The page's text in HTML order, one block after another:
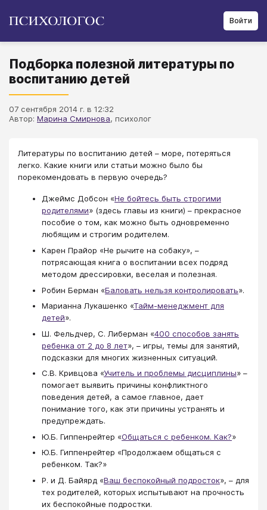
Войти
Подборка полезной литературы по
воспитанию детей
07 сентября 2014 г. в 12:32
Автор: Марина Смирнова​​​​​​​, психолог
​​​​​​​Литературы по воспитанию детей – море, потеряться
легко. Какие книги или статьи можно было бы
порекомендовать в первую очередь?
Джеймс Добсон «Не бойтесь быть строгими
родителями» (здесь главы из книги) – прекрасное
пособие о том, как можно быть одновременно
любящим и строгим родителем.
Карен Прайор «Не рычите на собаку», –
потрясающая книга о воспитании всех подряд
методом дрессировки, веселая и полезная.
Робин Берман «Баловать нельзя контролировать​».
Марианна Лукашенко «Тайм-менеджмент для
детей​».
Ш. Фельдчер, С. Либерман «400 способов занять
ребенка от 2 до 8 лет», – игры, темы для занятий,
подсказки для многих жизненных ситуаций.
С.В. Кривцова «Учитель и проблемы дисциплины» –
помогает выявить причины конфликтного
поведения детей, а самое главное, дает
понимание того, как эти причины устранять и
предупреждать.
Ю.Б. Гиппенрейтер «Общаться с ребенком. Как?»
Ю.Б. Гиппенрейтер «Продолжаем общаться с
ребенком. Так?»
Р. и Д. Байярд «Ваш беспокойный подросток», – для
тех родителей, которых испытывают на прочность
их беспокойные подростки.